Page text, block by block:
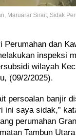
Maruarar Sirait, Sidak
Perumahan dan
inspeksi
wilayah
(09/2/2025).
persoalan banjir
ini saya sidak,”
perumahan
Tambun